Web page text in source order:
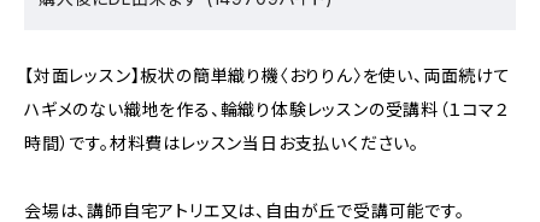
【対面レッスン】板状の簡単織り機〈おりりん〉を使い、両面続けて
ハギメのない織地を作る、輪織り体験レッスンの受講料（１コマ２
時間）です。材料費はレッスン当日お支払いください。
会場は、講師自宅アトリエ又は、自由が丘で受講可能です。